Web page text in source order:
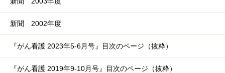
新聞 2002年度
『がん看護 2023年5-6月号』目次のページ（抜粋）
『がん看護 2019年9-10月号』目次のページ（抜粋）